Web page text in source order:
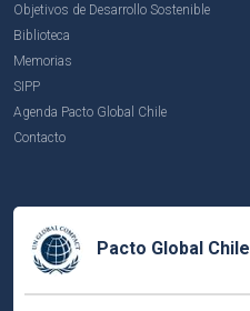
Objetivos de Desarrollo Sostenible
Biblioteca
Memorias
SIPP
Agenda Pacto Global Chile
Contacto
Pacto Global Chile